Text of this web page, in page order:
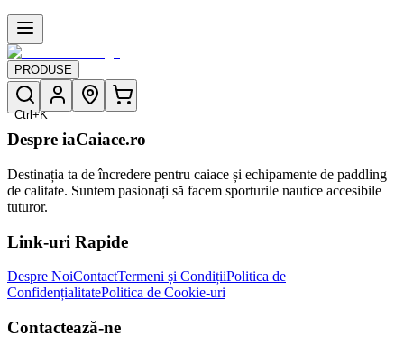
PRODUSE
Ctrl+K
Despre iaCaiace.ro
Destinația ta de încredere pentru caiace și echipamente de paddling
de calitate. Suntem pasionați să facem sporturile nautice accesibile
tuturor.
Link-uri Rapide
Despre NoiContactTermeni și CondițiiPolitica de
ConfidențialitatePolitica de Cookie-uri
Contactează-ne